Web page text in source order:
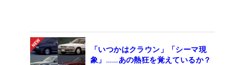
「いつかはクラウン」「シーマ現
象」……あの熱狂を覚えているか？